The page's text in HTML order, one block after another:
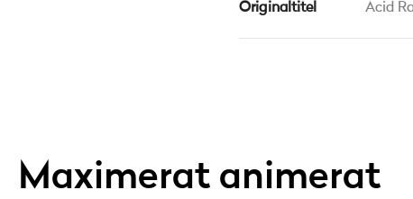
Originaltitel Acid
Maximerat animerat